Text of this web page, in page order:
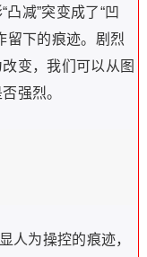
凸减”突变成了“凹
留下的痕迹。剧烈
变，我们可以从图
强烈。
人为操控的痕迹，